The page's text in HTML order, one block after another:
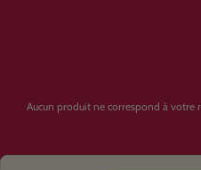
Aucun produit ne correspond à votre